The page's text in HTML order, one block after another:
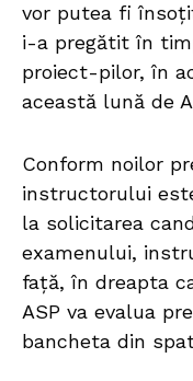
vor putea fi
i-a pregătit în
proiect-pilor, în
această lună de
Conform noilor
instructorului
la solicitarea
examenului,
față, în dreapta
ASP va evalua
bancheta din